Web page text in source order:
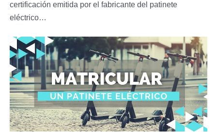
certificación emitida por el fabricante del patinete
eléctrico…